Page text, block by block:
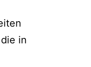
in